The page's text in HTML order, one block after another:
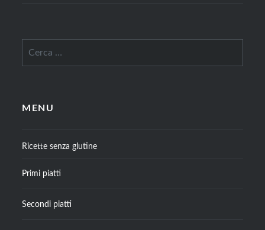
MENU
Ricette senza glutine
Primi piatti
Secondi piatti